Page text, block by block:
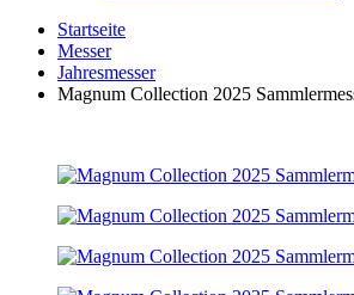
Startseite
Messer
Jahresmesser
Magnum Collection 2025